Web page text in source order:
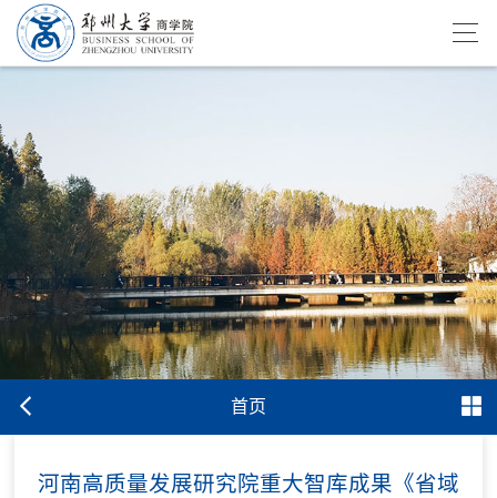
首页
河南高质量发展研究院重大智库成果《省域